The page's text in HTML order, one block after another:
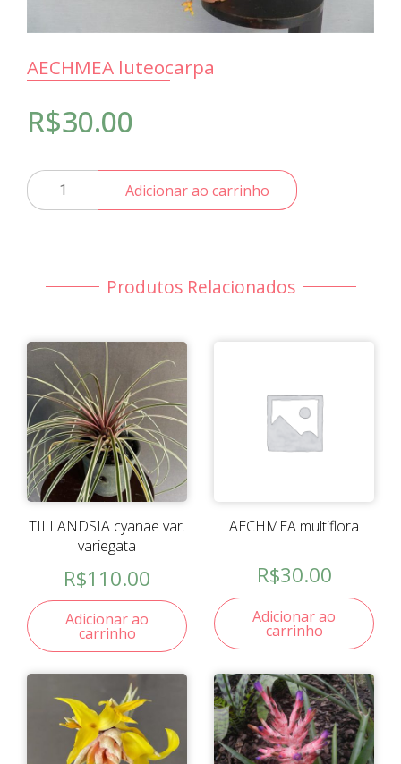
AECHMEA luteocarpa
R$30.00
AECHMEA
luteocarpa
Adicionar ao carrinho
Produtos Relacionados
TILLANDSIA cyanae var.
variegata
R$110.00
Adicionar ao
carrinho
AECHMEA multiflora
R$30.00
Adicionar ao
carrinho